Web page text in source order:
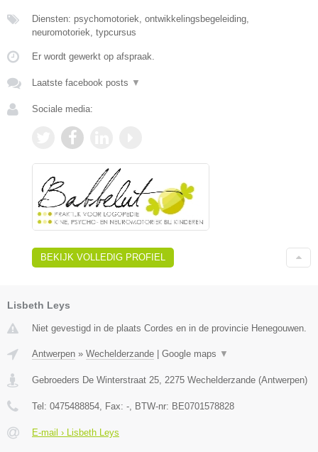
Diensten: psychomotoriek, ontwikkelingsbegeleiding,
neuromotoriek, typcursus
Er wordt gewerkt op afspraak.
Laatste facebook posts ▼
Sociale media:
BEKIJK VOLLEDIG PROFIEL
Lisbeth Leys
Niet gevestigd in de plaats Cordes en in de provincie Henegouwen.
Antwerpen » Wechelderzande | Google maps ▼
Gebroeders De Winterstraat 25 2275 Wechelderzande (Antwerpen)
Tel: 0475488854 , Fax: - , BTW-nr: BE0701578828
E-mail › Lisbeth Leys